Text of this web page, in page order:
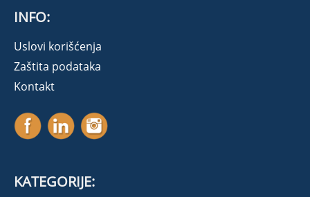
INFO:
Uslovi korišćenja
Zaštita podataka
Kontakt
KATEGORIJE: